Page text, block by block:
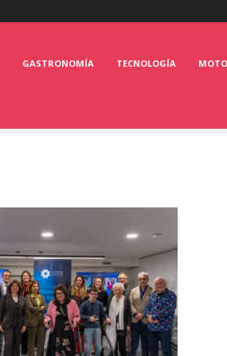
GASTRONOMÍA TECNOLOGÍA